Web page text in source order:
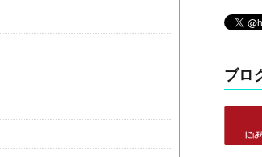
ブロ